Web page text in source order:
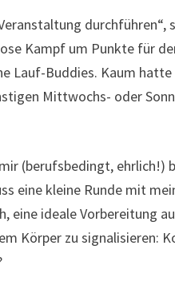
durchführen“,
Kampf um Punkte für
Lauf-Buddies. Kaum
Mittwochs- oder
(berufsbedingt, ehrlich!)
eine kleine Runde mit
eine ideale Vorbereitung
Körper zu signalisieren: